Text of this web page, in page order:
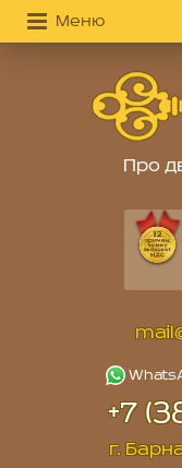
Меню
Про
+7
г.